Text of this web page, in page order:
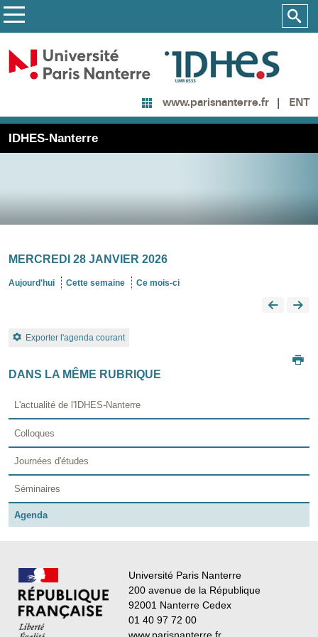
www.parisnanterre.fr ENT
IDHES-Nanterre
MERCREDI 28 JANVIER 2026
Aujourd'hui Cette semaine Ce mois-ci
Exporter l'agenda courant
DANS LA MÊME RUBRIQUE
L'actualité de l'IDHES-Nanterre
Colloques
Journées d'études
Séminaires
Agenda
Université Paris Nanterre
200 avenue de la République
92001 Nanterre Cedex
01 40 97 72 00